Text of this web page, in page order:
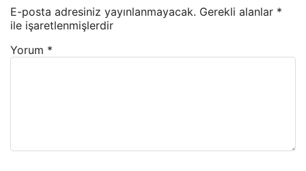
E-posta adresiniz yayınlanmayacak. Gerekli alanlar *
ile işaretlenmişlerdir
Yorum *